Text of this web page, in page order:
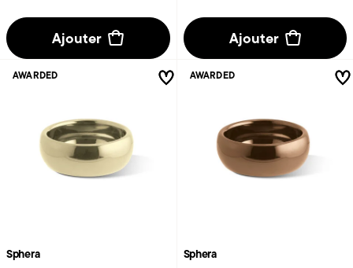
Ajouter Ajouter
Sphera
AWARDED
Sphera
AWARDED